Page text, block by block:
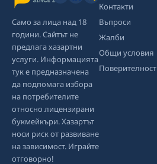
Само за лица над 18
години. Сайтът не
предлага хазартни
услуги. Информацията
тук е предназначена
да подпомага избора
на потребителите
относно лицензирани
букмейкъри. Хазартът
носи риск от развиване
на зависимост. Играйте
отговорно!
Контакти
Въпроси
Жалби
Общи условия
Поверителност